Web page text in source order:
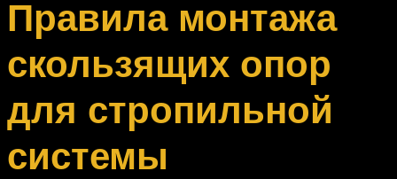
Меню
Правила монтажа
скользящих опор
для стропильной
системы